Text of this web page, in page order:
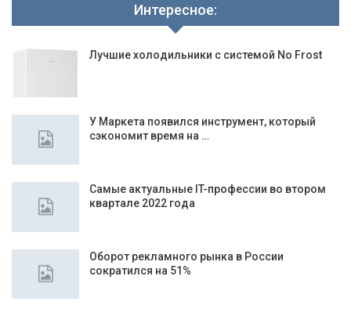
Интересное:
Лучшие холодильники с системой No Frost
У Маркета появился инструмент, который
сэкономит время на …
Самые актуальные IT-профессии во втором
квартале 2022 года
Оборот рекламного рынка в России
сократился на 51%